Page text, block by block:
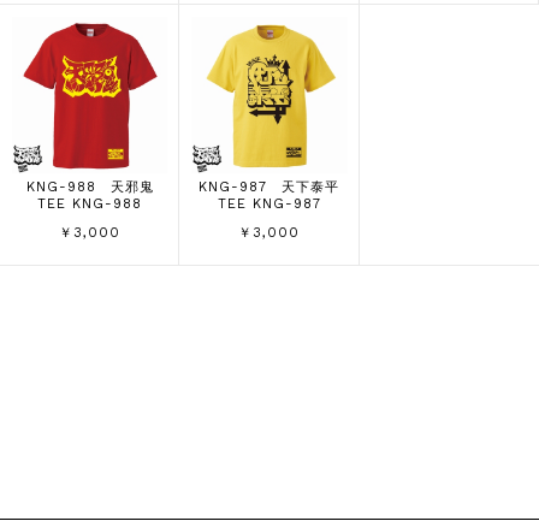
KNG-988 天邪鬼
TEE KNG-988
￥3,000
KNG-987 天下泰平
TEE KNG-987
￥3,000